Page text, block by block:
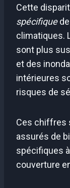
Cette
spécifiquede
climatiques.
sont plus
et des
intérieures
risques de
Ces chiffres
assurés de
spécifiques
couverture